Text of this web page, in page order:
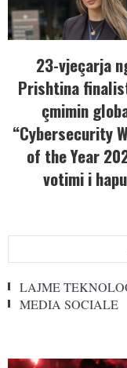
23-vjeçarja
Prishtina
çmimin
“Cybersecurity
of the Year
votimi i
LAJME
MEDIA SOCIALE